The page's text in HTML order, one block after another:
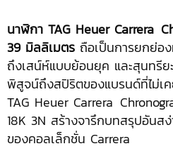
นาฬิกา TAG Heuer Carrera
39 มิลลิเมตร ถือเป็นการยกย่อ
ถึงเสน์ห์แบบย้อนยุค และสุนทรีย
พิสูจน์ถึงสปิริตของแบรนด์ที่ไม่เ
TAG Heuer Carrera
18K 3N สร้างจารึกบทสรุปอันส
ของคอลเล็กชั่น Carrera